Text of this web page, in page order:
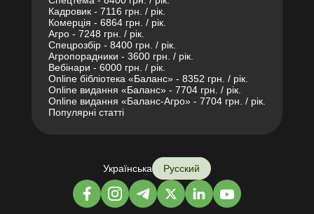
Кадровик - 7116 грн. / рік.
Комерція - 6864 грн. / рік.
Агро - 7248 грн. / рік.
Спецрозбір - 8400 грн. / рік.
Агропорадники - 3600 грн. / рік.
Вебінари - 6000 грн. / рік.
Online бібліотека «Баланс» - 8352 грн. / рік.
Online видання «Баланс» - 7704 грн. / рік.
Online видання «Баланс-Агро» - 7704 грн. / рік.
Популярні статті
Українська Русский